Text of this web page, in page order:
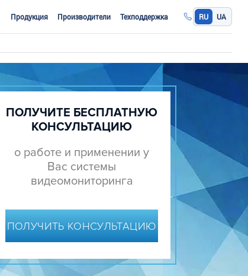
Продукция Производители Техподдержка RU UA
ПОЛУЧИТЕ БЕСПЛАТНУЮ
КОНСУЛЬТАЦИЮ
о работе и применении у
Вас системы
видеомониторинга
ПОЛУЧИТЬ КОНСУЛЬТАЦИЮ